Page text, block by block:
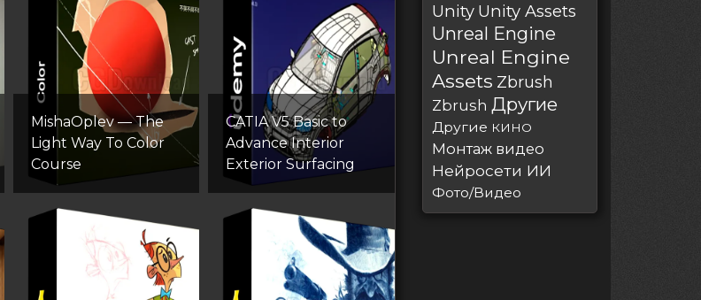
MishaOplev — The
Light Way To Color
Course
CATIA V5 Basic to
Advance Interior
Exterior Surfacing
Unity Unity Assets
Unreal Engine
Unreal Engine
Assets Zbrush
Zbrush Другие
Другие КИНО
Монтаж видео
Нейросети ИИ
Фото/Видео